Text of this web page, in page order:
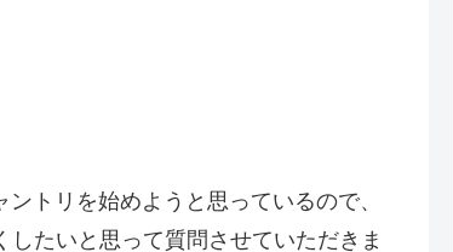
トリを始めようと思っているので、
たいと思って質問させていただきま